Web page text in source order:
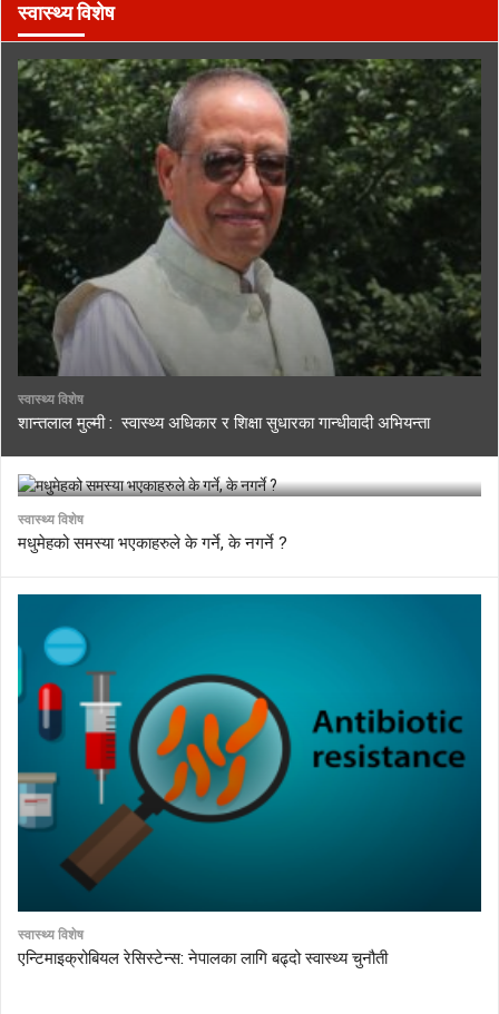
स्वास्थ्य विशेष
स्वास्थ्य विशेष
शान्तलाल मुल्मी : स्वास्थ्य अधिकार र शिक्षा सुधारका गान्धीवादी अभियन्ता
स्वास्थ्य विशेष
मधुमेहको समस्या भएकाहरुले के गर्ने, के नगर्ने ?
स्वास्थ्य विशेष
एन्टिमाइक्रोबियल रेसिस्टेन्स: नेपालका लागि बढ्दो स्वास्थ्य चुनौती